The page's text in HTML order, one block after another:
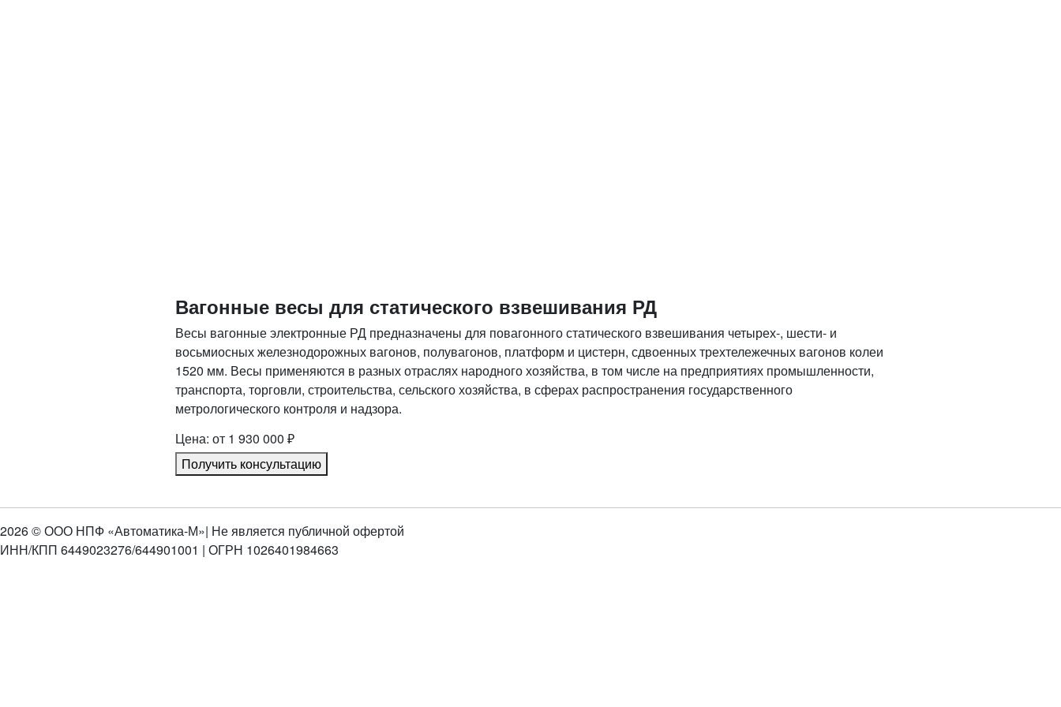
Вагонные весы для статического взвешивания РД
Весы вагонные электронные РД предназначены для повагонного статического взвешивания четырех-, шести- и
восьмиосных железнодорожных вагонов, полувагонов, платформ и цистерн, сдвоенных трехтележечных вагонов колеи
1520 мм. Весы применяются в разных отраслях народного хозяйства, в том числе на предприятиях промышленности,
транспорта, торговли, строительства, сельского хозяйства, в сферах распространения государственного
метрологического контроля и надзора.
Цена: от 1 930 000 ₽
Получить консультацию
2026 © ООО НПФ «Автоматика-М»| Не является публичной офертой
ИНН/КПП 6449023276/644901001 | ОГРН 1026401984663